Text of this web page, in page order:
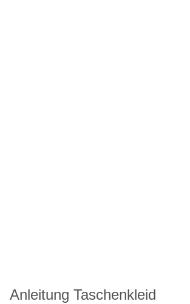
Anleitung Taschenkleid